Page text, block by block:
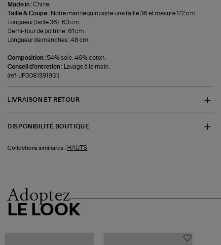
Made in :Chine.
Taille & Coupe : Notre mannequin porte une taille 36 et mesure 172 cm.
Longueur (taille 36) : 63 cm.
Demi-tour de poitrine : 61 cm.
Longueur de manches : 48 cm.
Composition :54% soie, 46% coton.
Conseil d'entretien :
Lavage à la main.
(ref-JF0081391931)
LIVRAISON ET RETOUR
DISPONIBILITÉ BOUTIQUE
Collections similaires : HAUTS
Adoptez
LE LOOK